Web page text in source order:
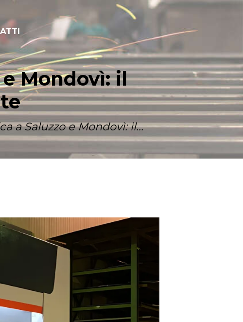
Mondovì: il
a Saluzzo e Mondovì: il...